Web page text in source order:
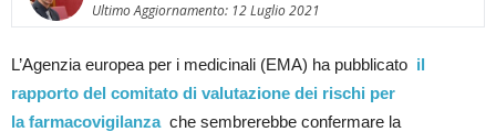
Ultimo Aggiornamento: 12 Luglio 2021
L’Agenzia europea per i medicinali (EMA) ha pubblicato il
rapporto del comitato di valutazione dei rischi per
lafarmacovigilanza che sembrerebbe confermare la